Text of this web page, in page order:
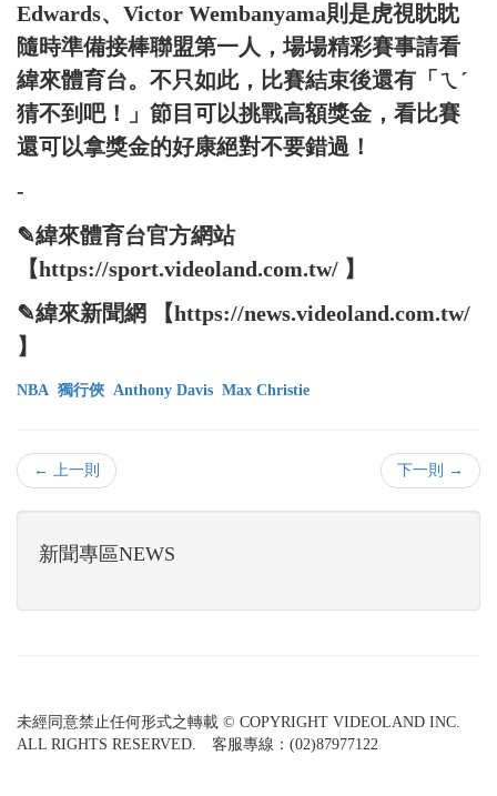
Edwards、Victor Wembanyama則是虎視眈眈
隨時準備接棒聯盟第一人，場場精彩賽事請看
緯來體育台。不只如此，比賽結束後還有「ㄟˊ
猜不到吧！」節目可以挑戰高額獎金，看比賽
還可以拿獎金的好康絕對不要錯過！
-
✎緯來體育台官方網站
【https://sport.videoland.com.tw/ 】
✎緯來新聞網 【https://news.videoland.com.tw/
】
NBA 獨行俠 Anthony Davis Max Christie
← 上一則 下一則 →
新聞專區NEWS
未經同意禁止任何形式之轉載 © COPYRIGHT VIDEOLAND INC.
ALL RIGHTS RESERVED. 客服專線：(02)87977122